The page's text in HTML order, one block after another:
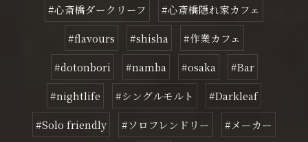
#心斎橋ダークリーフ
#心斎橋隠れ家カフェ
#flavours
#shisha
#作業カフェ
#dotonbori
#namba #osaka
#Bar
#nightlife
#シングルモルト
#Darkleaf
#Solo friendly
#ソロフレンドリー
#メーカー